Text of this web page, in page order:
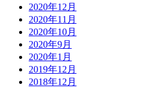
2020年12月
2020年11月
2020年10月
2020年9月
2020年1月
2019年12月
2018年12月